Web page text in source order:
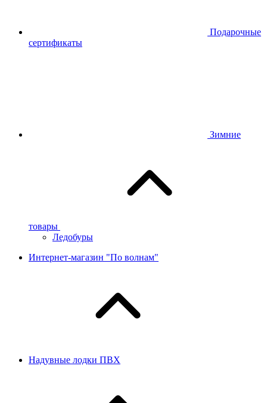
Подарочные
сертификаты
Зимние
товары
Ледобуры
Интернет-магазин "По волнам"
Надувные лодки ПВХ